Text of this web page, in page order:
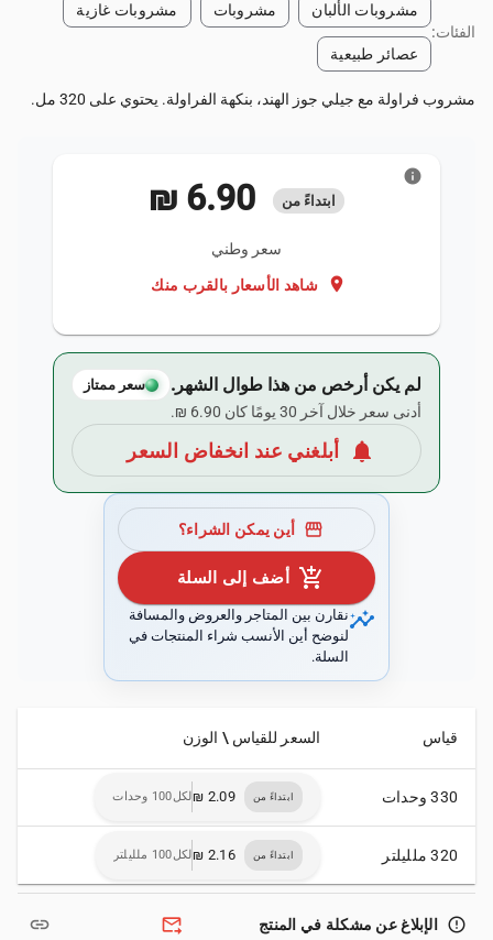
الفئات:
مشروبات الألبان مشروبات مشروبات غازية
عصائر طبيعية
مشروب فراولة مع جيلي جوز الهند، بنكهة الفراولة. يحتوي على 320 مل.
ابتداءً من
سعر وطني
location_on شاهد الأسعار بالقرب منك
info
لم يكن أرخص من هذا طوال الشهر. سعر ممتاز
أدنى سعر خلال آخر 30 يومًا كان ‏6.90 ₪.
notifications أبلغني عند انخفاض السعر
storefront أين يمكن الشراء؟
add_shopping_cart أضف إلى السلة
insightsنقارن بين المتاجر والعروض والمسافة
لنوضح أين الأنسب شراء المنتجات في
السلة.
قياس السعر للقياس \ الوزن
330 وحدات ابتداءً من ‏2.09 ₪ لكل100 وحدات
320 ملليلتر ابتداءً من ‏2.16 ₪ لكل100 ملليلتر
error_outline الإبلاغ عن مشكلة في المنتج forward_to_inbox
link